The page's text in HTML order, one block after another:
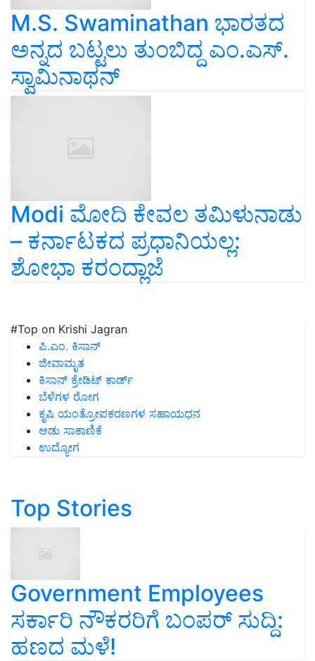
M.S. Swaminathan ಭಾರತದ
ಅನ್ನದ ಬಟ್ಟಲು ತುಂಬಿದ್ದ ಎಂ.ಎಸ್‌.
ಸ್ವಾಮಿನಾಥನ್‌
Modi ಮೋದಿ ಕೇವಲ ತಮಿಳುನಾಡು
– ಕರ್ನಾಟಕದ ಪ್ರಧಾನಿಯಲ್ಲ:
ಶೋಭಾ ಕರಂದ್ಲಾಜೆ
#Top on Krishi Jagran
ಪಿ.ಎಂ. ಕಿಸಾನ್
ಜೀವಾಮೃತ
ಕಿಸಾನ್ ಕ್ರೇಡಿಟ್ ಕಾರ್ಡ್
ಬೆಳೆಗಳ ರೋಗ
ಕೃಷಿ ಯಂತ್ರೋಪಕರಣಗಳ ಸಹಾಯಧನ
ಆಡು ಸಾಕಾಣಿಕೆ
ಉದ್ಯೋಗ
Top Stories
Government Employees
ಸರ್ಕಾರಿ ನೌಕರರಿಗೆ ಬಂಪರ್‌ ಸುದ್ದಿ:
ಹಣದ ಮಳೆ!